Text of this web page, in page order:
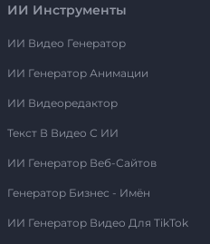
ИИ Инструменты
ИИ Видео Генератор
ИИ Генератор Анимации
ИИ Видеоредактор
Текст В Видео С ИИ
ИИ Генератор Веб-Сайтов
Генератор Бизнес - Имён
ИИ Генератор Видео Для TikTok